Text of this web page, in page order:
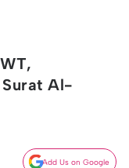
Surat Al-
Add Us on Google